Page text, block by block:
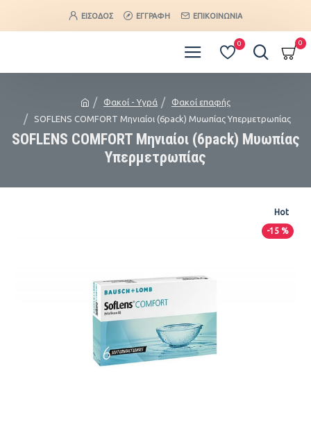
ΕΊΣΟΔΟΣ ΕΓΓΡΑΦΉ ΕΠΙΚΟΙΝΩΝΊΑ
0 0
Φακοί - Υγρά
Φακοί επαφής
SOFLENS COMFORT Μηνιαίοι (6pack) Μυωπίας Υπερμετρωπίας
SOFLENS COMFORT Μηνιαίοι (6pack) Μυωπίας
Υπερμετρωπίας
Hot
-15 %